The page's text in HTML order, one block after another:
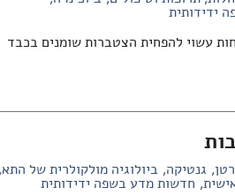
ידידותית
עשוי להפחית הצטברות שומנים בכבד
גנטיקה ביולוגיה מולקולרית של התא
חדשות מדע בשפה ידידותית